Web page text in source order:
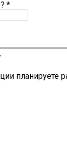
*
планируете